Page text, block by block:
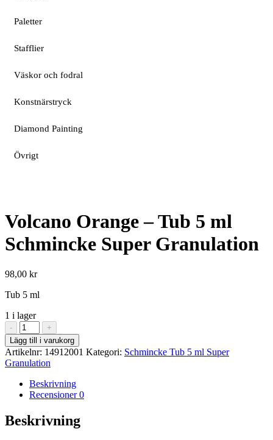
Paletter
Stafflier
Väskor och fodral
Konstnärstryck
Diamond Painting
Övrigt
Volcano Orange – Tub 5 ml
Schmincke Super Granulation
98,00 kr
Tub 5 ml
1 i lager
-
Volcano
Orange
-
Tub
5
ml
Schmincke
Super
Granulation
mängd
+
Lägg till i varukorg
Artikelnr: 14912001 Kategori: Schmincke Tub 5 ml Super
Granulation
Beskrivning
Recensioner0
Beskrivning